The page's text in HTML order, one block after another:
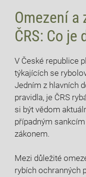
Omezení a
ČRS: Co⁤ je
V České republice
týkajících ‌se
Jedním z hlavních
pravidla, je​ ČRS
si být vědom
případným
zákonem.
Mezi důležité
rybích ochranných